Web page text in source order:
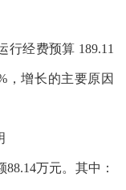
行经费预算 189.11
，增长的主要原因
万元。其中：